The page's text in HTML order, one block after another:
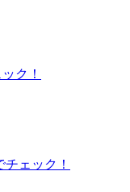
ク！
ェック！